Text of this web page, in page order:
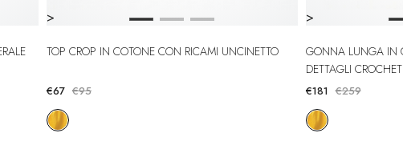
>
TOP CROP IN COTONE CON RICAMI UNCINETTO
€67 €95
>
GONNA LUNGA IN COTONE CON BALZE E
DETTAGLI CROCHET
€181 €259